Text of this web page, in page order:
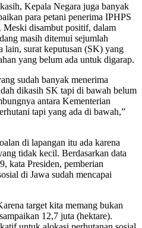
Kepala Negara juga banyak
para petani penerima IPHPS
Meski disambut positif, dalam
masih ditemui sejumlah
lain, surat keputusan (SK) yang
yang belum ada untuk digarap.
sudah banyak menerima
dikasih SK tapi di bawah belum
antara Kementerian
tapi yang ada di bawah,”
di lapangan itu ada karena
tidak kecil. Berdasarkan data
kata Presiden, pemberian
di Jawa sudah mencapai
target kita memang bukan
12,7 juta (hektare).